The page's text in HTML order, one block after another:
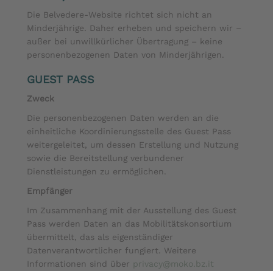
Die Belvedere-Website richtet sich nicht an
Minderjährige. Daher erheben und speichern wir –
außer bei unwillkürlicher Übertragung – keine
personenbezogenen Daten von Minderjährigen.
GUEST PASS
Zweck
Die personenbezogenen Daten werden an die
einheitliche Koordinierungsstelle des Guest Pass
weitergeleitet, um dessen Erstellung und Nutzung
sowie die Bereitstellung verbundener
Dienstleistungen zu ermöglichen.
Empfänger
Im Zusammenhang mit der Ausstellung des Guest
Pass werden Daten an das Mobilitätskonsortium
übermittelt, das als eigenständiger
Datenverantwortlicher fungiert. Weitere
Informationen sind über privacy@moko.bz.it